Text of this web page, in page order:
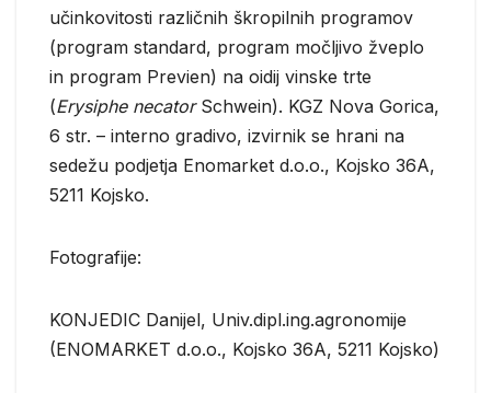
učinkovitosti različnih škropilnih programov
(program standard, program močljivo žveplo
in program Previen) na oidij vinske trte
(Erysiphe necatorSchwein). KGZ Nova Gorica,
6 str. – interno gradivo, izvirnik se hrani na
sedežu podjetja Enomarket d.o.o., Kojsko 36A,
5211 Kojsko.
Fotografije:
KONJEDIC Danijel, Univ.dipl.ing.agronomije
(ENOMARKET d.o.o., Kojsko 36A, 5211 Kojsko)